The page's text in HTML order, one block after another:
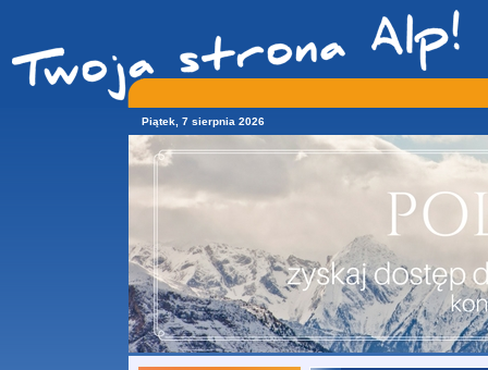
Piątek, 7 sierpnia 2026